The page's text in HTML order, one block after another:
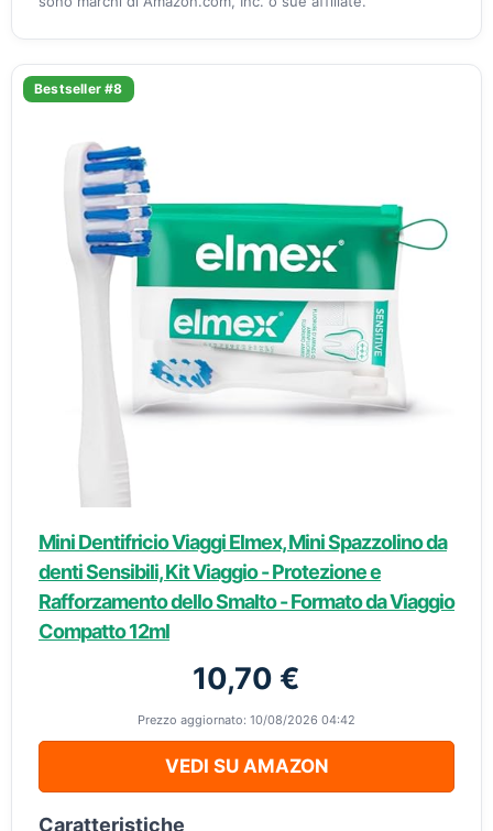
Bestseller #8
Mini Dentifricio Viaggi Elmex, Mini Spazzolino da
denti Sensibili, Kit Viaggio - Protezione e
Rafforzamento dello Smalto - Formato da Viaggio
Compatto 12ml
10,70 €
Prezzo aggiornato: 10/08/2026 04:42
VEDI SU AMAZON
Caratteristiche